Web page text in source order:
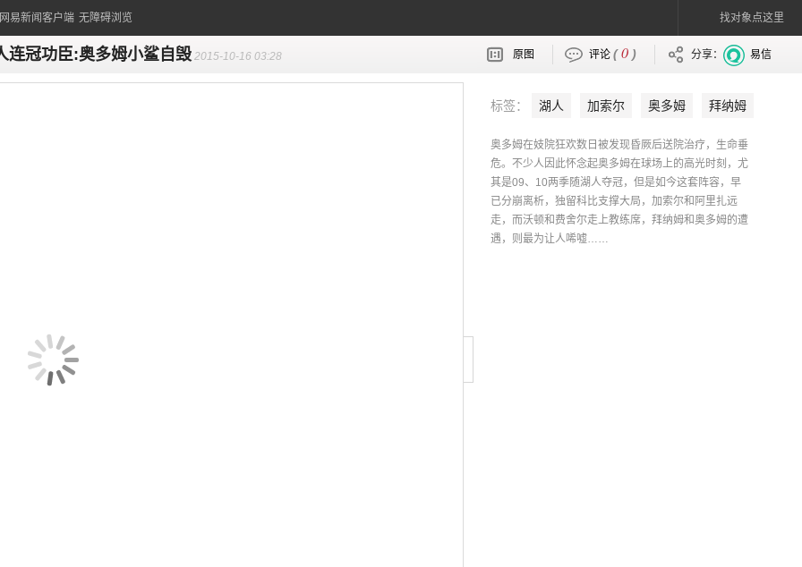
易新闻客户端 无障碍浏览 找对象点这里
连冠功臣:奥多姆小鲨自毁 2015-10-16 03:28 原图 评论 (0 ) 分享： 易信
标签： 湖人 加索尔 奥多姆 拜纳姆
奥多姆在妓院狂欢数日被发现昏厥后送院治疗，生命垂
危。不少人因此怀念起奥多姆在球场上的高光时刻，尤
其是09、10两季随湖人夺冠，但是如今这套阵容，早
已分崩离析，独留科比支撑大局，加索尔和阿里扎远
走，而沃顿和费舍尔走上教练席，拜纳姆和奥多姆的遭
遇，则最为让人唏嘘……